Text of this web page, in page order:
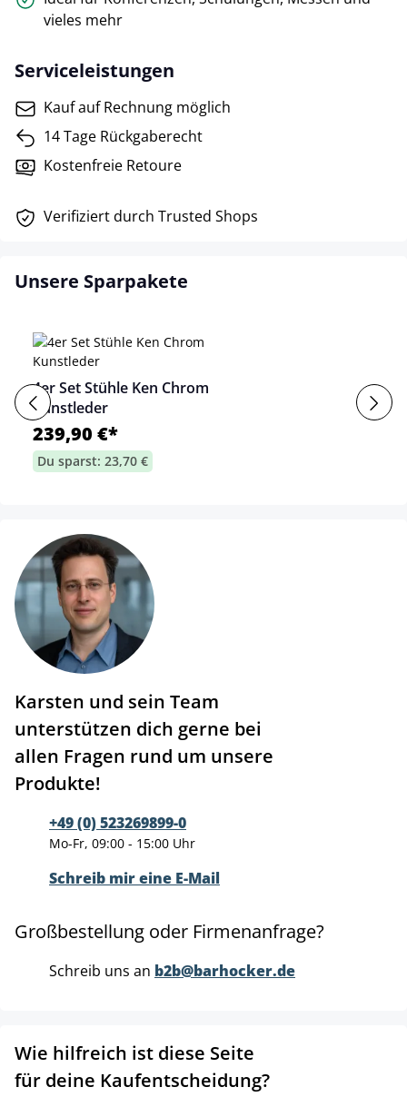
vieles mehr
Serviceleistungen
Kauf auf Rechnung möglich
14 Tage Rückgaberecht
Kostenfreie Retoure
Verifiziert durch Trusted Shops
Unsere Sparpakete
4er Set Stühle Ken Chrom
Kunstleder
239,90 €*
Du sparst: 23,70 €
Karsten und sein Team
unterstützen dich gerne bei
allen Fragen rund um unsere
Produkte!
+49 (0) 523269899-0
Mo-Fr, 09:00 - 15:00 Uhr
Schreib mir eine E-Mail
Großbestellung oder Firmenanfrage?
Schreib uns an b2b@barhocker.de
Wie hilfreich ist diese Seite
für deine Kaufentscheidung?